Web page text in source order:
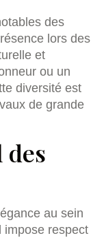
des
lors des
et
ou un
diversité est
de grande
au sein
impose respect